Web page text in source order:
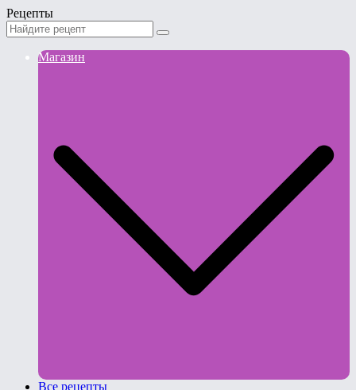
Рецепты
Магазин
Все рецепты